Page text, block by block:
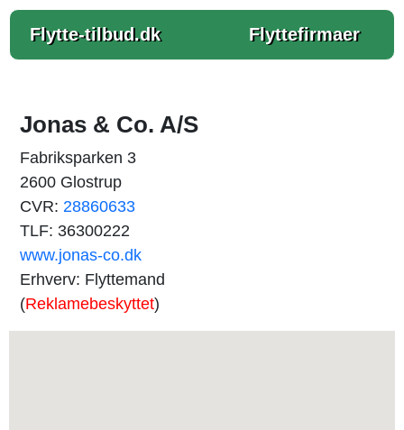
Flytte-tilbud.dk Flyttefirmaer
Jonas & Co. A/S
Fabriksparken 3
2600 Glostrup
CVR: 28860633
TLF: 36300222
www.jonas-co.dk
Erhverv: Flyttemand
(Reklamebeskyttet)